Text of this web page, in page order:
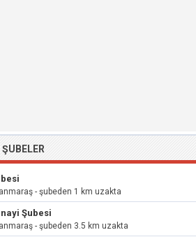
- şubeden 1 km uzakta
Şubesi
- şubeden 3.5 km uzakta